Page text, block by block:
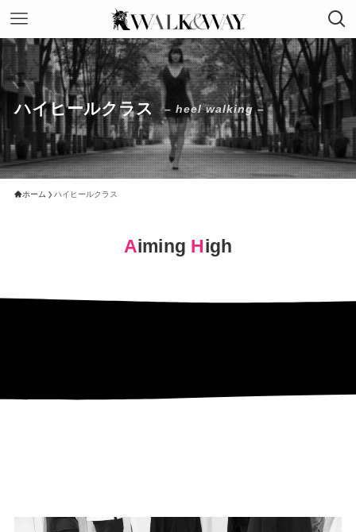
ハイヒールクラス – heel walking –
ホーム ハイヒールクラス
Aiming High